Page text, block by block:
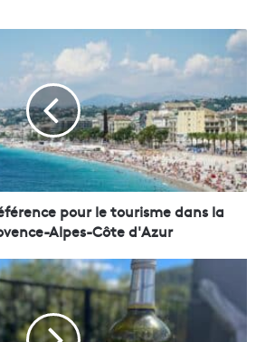
pour le tourisme dans la
Alpes-Côte d'Azur